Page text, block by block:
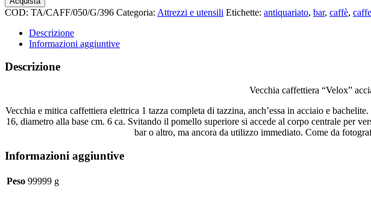
Velox
bachelite
tazzina
COD: TA/CAFF/050/G/396 Categoria: Attrezzi e utensili Etichette: antiquariato, bar, caffè,
Descrizione
Informazioni aggiuntive
Descrizione
Vecchia caffettiera “Velox”
Vecchia e mitica caffettiera elettrica 1 tazza completa di tazzina, anch’essa in acciaio e
16, diametro alla base cm. 6 ca. Svitando il pomello superiore si accede al corpo centrale per
bar o altro, ma ancora da utilizzo immediato. Come da
Informazioni aggiuntive
Peso 99999 g